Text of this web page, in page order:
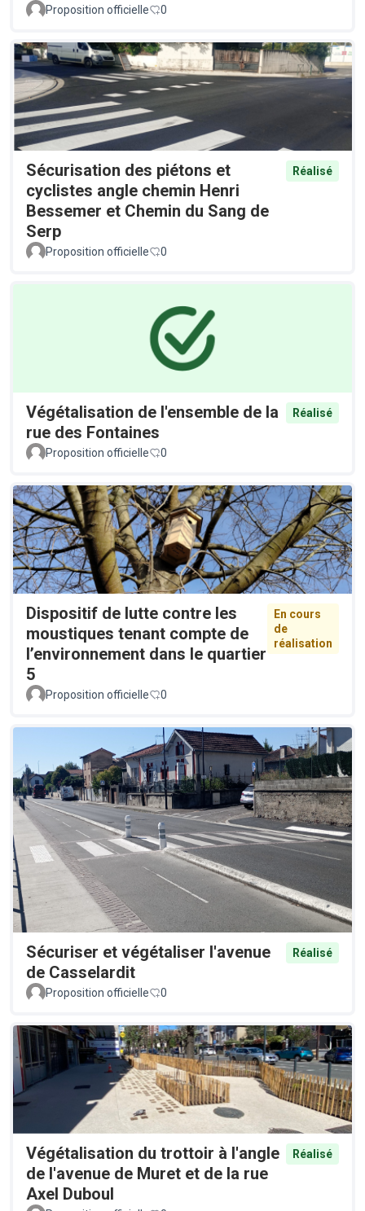
Proposition officielle 0
Sécurisation des piétons et
cyclistes angle chemin Henri
Bessemer et Chemin du Sang de
Serp
Réalisé
Proposition officielle 0
Végétalisation de l'ensemble de la
rue des Fontaines
Réalisé
Proposition officielle 0
Dispositif de lutte contre les
moustiques tenant compte de
l’environnement dans le quartier
5
En cours
de
réalisation
Proposition officielle 0
Sécuriser et végétaliser l'avenue
de Casselardit
Réalisé
Proposition officielle 0
Végétalisation du trottoir à l'angle
de l'avenue de Muret et de la rue
Axel Duboul
Réalisé